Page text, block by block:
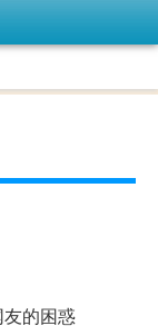
友的困惑